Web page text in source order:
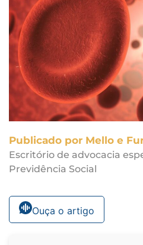
Publicado por Mello e
Escritório de advocacia
Previdência Social
Ouça o artigo